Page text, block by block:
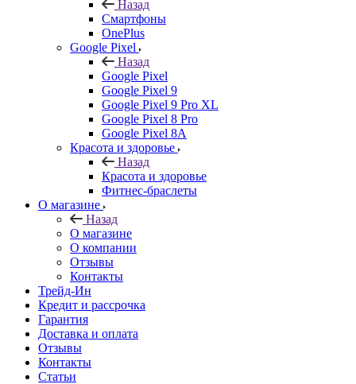
Назад
Смартфоны
OnePlus
Google Pixel
Назад
Google Pixel
Google Pixel 9
Google Pixel 9 Pro XL
Google Pixel 8 Pro
Google Pixel 8A
Красота и здоровье
Назад
Красота и здоровье
Фитнес-браслеты
О магазине
Назад
О магазине
О компании
Отзывы
Контакты
Трейд-Ин
Кредит и рассрочка
Гарантия
Доставка и оплата
Отзывы
Контакты
Статьи